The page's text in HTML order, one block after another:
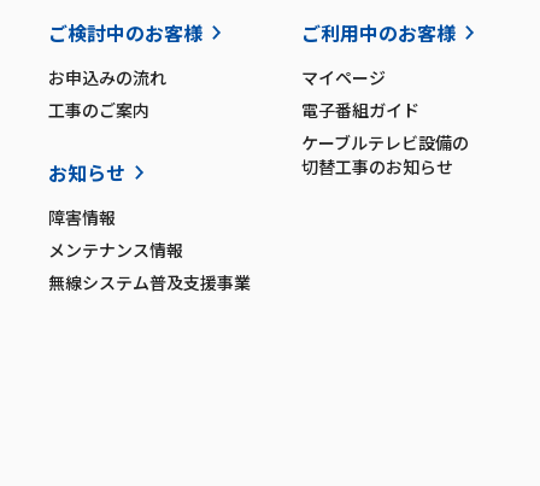
ご検討中のお客様
お申込みの流れ
工事のご案内
お知らせ
障害情報
メンテナンス情報
無線システム普及支援事業
ご利用中のお客様
マイページ
電子番組ガイド
ケーブルテレビ設備の
切替工事のお知らせ